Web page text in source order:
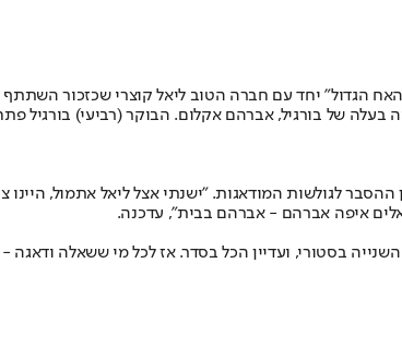
הגדול" יחד עם חברה הטוב ליאל קוצרי שכזכור
בעלה של בורגיל, אברהם אקלום. הבוקר (רביעי) בורגיל
לגולשות המודאגות. "ישנתי אצל ליאל אתמול,
איפה אברהם - אברהם בבית", עדכנה.
בסטורי, ועדיין הכל בסדר. אז לכל מי ששאלה ודאגה -